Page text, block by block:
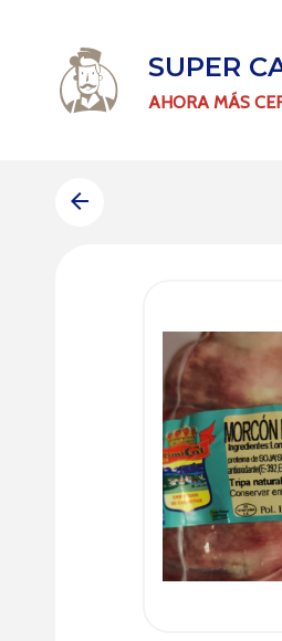
SUPER
AHORA MÁS